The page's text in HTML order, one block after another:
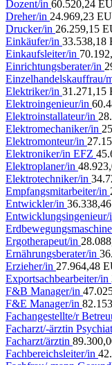
Dozent/in 60.520,24
Dreher/in 24.969,23
Drucker/in 26.259,15
Einkäufer/in 33.538,18
Einkaufsleiter/in
Einrichtungsberater/in
Einzelhandelskauffrau/
Elektriker/in 31.271,15
Elektroingenieur/in
Elektroinstallateur/in
Elektromechaniker/in
Elektromonteur/in
Elektroniker/in EFZ
Elektroplaner/in
Elektrotechniker/in
Empfangsmitarbeiter/in
Entwickler/in
Entwicklungsingenieur/
Ergotherapeut/in
Ernährungsberater/in
Erzieher/in 27.964,48
Exportsachbearbeiter/in
F&B Manager/in
F&E Manager/in
Fachangestellte/r
Facharzt/-ärztin
Facharzt/ärztin
Fachbereichsleiter/in